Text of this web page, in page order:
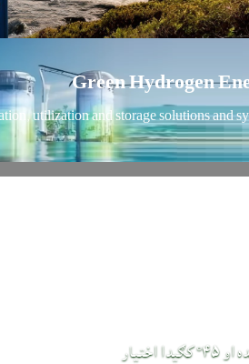
Green Hydrogen
utilization and storage solutions and